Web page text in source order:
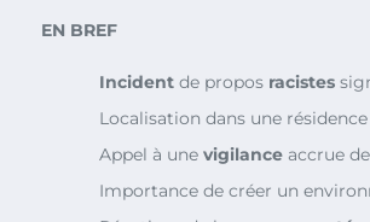
EN BREF
Incident de propos racistes
Localisation dans une
Appel à une vigilance accrue
Importance de créer un